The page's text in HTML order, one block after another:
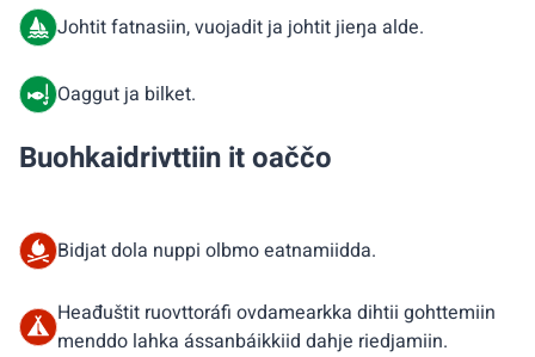
Johtit fatnasiin, vuojadit ja johtit jieŋa alde.
Oaggut ja bilket.
Buohkaidrivttiin it oaččo
Bidjat dola nuppi olbmo eatnamiidda.
Heađuštit ruovttoráfi ovdamearkka dihtii gohttemiin
menddo lahka ássanbáikkiid dahje riedjamiin.